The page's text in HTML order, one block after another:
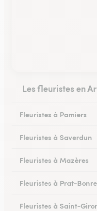
Les fleuristes en
Fleuristes à Pamiers
Fleuristes à Saverdun
Fleuristes à Mazères
Fleuristes à Prat-
Fleuristes à Saint-